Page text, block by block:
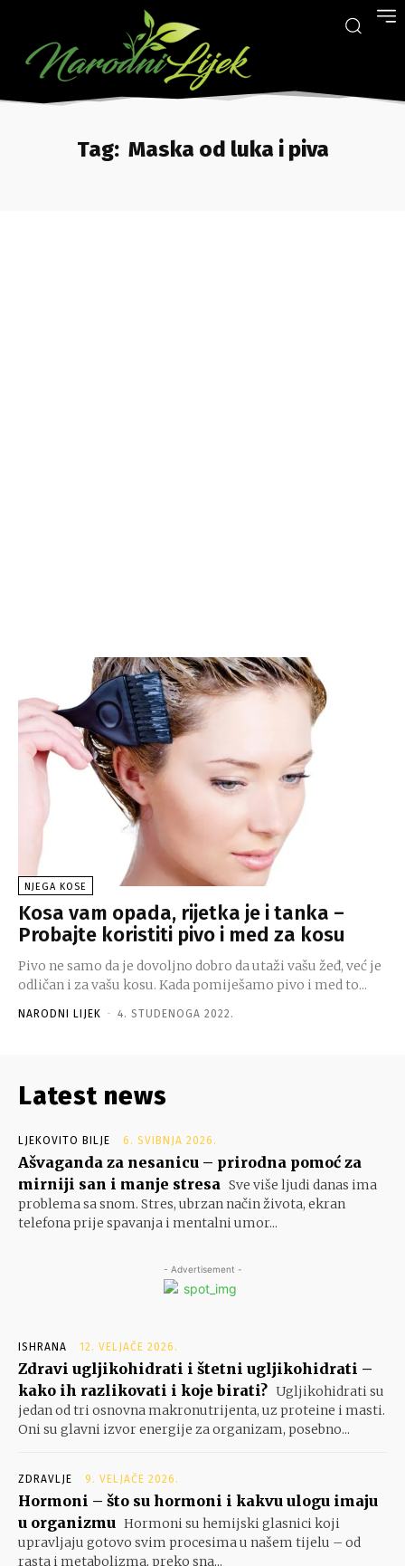
Tag: Maska od luka i piva
NJEGA KOSE
Kosa vam opada, rijetka je i tanka –
Probajte koristiti pivo i med za kosu
Pivo ne samo da je dovoljno dobro da utaži vašu žeđ, već je
odličan i za vašu kosu. Kada pomiješamo pivo i med to...
NARODNI LIJEK - 4. STUDENOGA 2022.
Latest news
LJEKOVITO BILJE 6. SVIBNJA 2026.
Ašvaganda za nesanicu – prirodna pomoć za
mirniji san i manje stresa Sve više ljudi danas ima
problema sa snom. Stres, ubrzan način života, ekran
telefona prije spavanja i mentalni umor...
- Advertisement -
ISHRANA 12. VELJAČE 2026.
Zdravi ugljikohidrati i štetni ugljikohidrati –
kako ih razlikovati i koje birati? Ugljikohidrati su
jedan od tri osnovna makronutrijenta, uz proteine i masti.
Oni su glavni izvor energije za organizam, posebno...
ZDRAVLJE 9. VELJAČE 2026.
Hormoni – što su hormoni i kakvu ulogu imaju
u organizmu Hormoni su hemijski glasnici koji
upravljaju gotovo svim procesima u našem tijelu – od
rasta i metabolizma, preko sna...